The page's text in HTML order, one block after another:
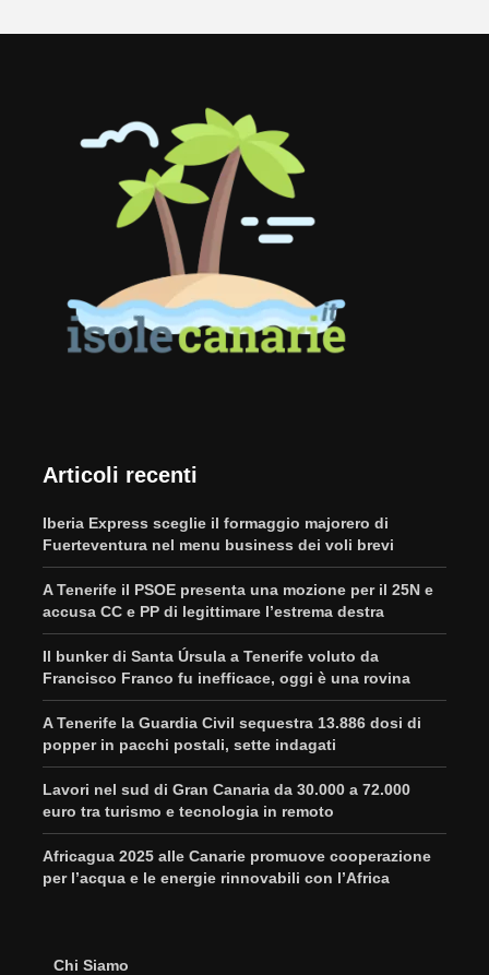
Articoli recenti
Iberia Express sceglie il formaggio majorero di
Fuerteventura nel menu business dei voli brevi
A Tenerife il PSOE presenta una mozione per il 25N e
accusa CC e PP di legittimare l’estrema destra
Il bunker di Santa Úrsula a Tenerife voluto da
Francisco Franco fu inefficace, oggi è una rovina
A Tenerife la Guardia Civil sequestra 13.886 dosi di
popper in pacchi postali, sette indagati
Lavori nel sud di Gran Canaria da 30.000 a 72.000
euro tra turismo e tecnologia in remoto
Africagua 2025 alle Canarie promuove cooperazione
per l’acqua e le energie rinnovabili con l’Africa
Chi Siamo